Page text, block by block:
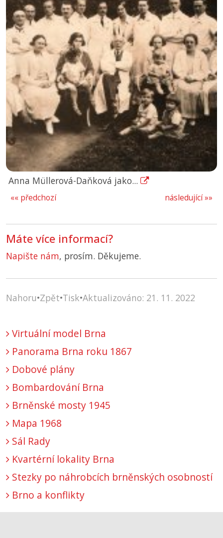
Anna Müllerová-Daňková jako...
následující »»
«« předchozí
Máte více informací?
Napište nám, prosím. Děkujeme.
Nahoru•Zpět•Tisk•Aktualizováno: 21. 11. 2022
Virtuální model Brna
Panorama Brna roku 1867
Dobové plány
Bombardování Brna
Brněnské mosty 1945
Mapa 1968
Sál Rady
Kvartérní lokality Brna
Stezky po náhrobcích brněnských osobností
Brno a konflikty